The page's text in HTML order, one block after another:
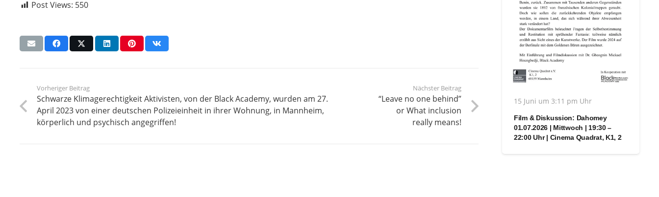
Post Views: 550
Vorheriger Beitrag
Schwarze Klimagerechtigkeit Aktivisten, von der Black Academy, wurden am 27.
April 2023 von einer deutschen Polizeieinheit in ihrer Wohnung, in Mannheim,
körperlich und psychisch angegriffen!
Nächster Beitrag
“Leave no one behind”
or What inclusion
really means!
15 Juni um 3:11 pm Uhr
Film & Diskussion: Dahomey
01.07.2026 | Mittwoch | 19:30 –
22:00 Uhr | Cinema Quadrat, K1, 2